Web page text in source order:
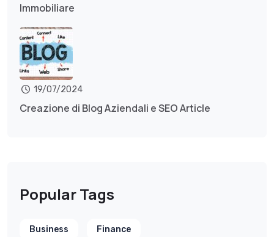
Immobiliare
19/07/2024
Creazione di Blog Aziendali e SEO Article
Popular Tags
Business Finance